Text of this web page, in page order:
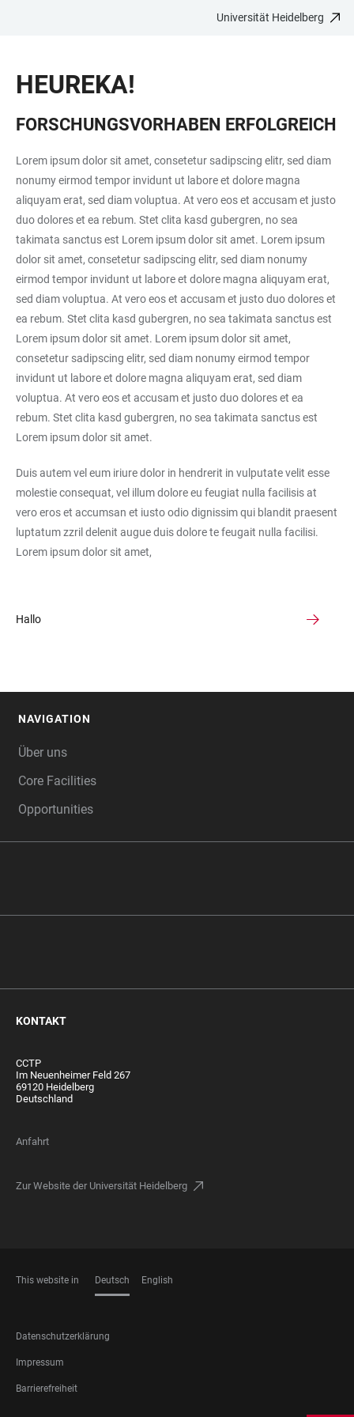
BARRIEREFREIHEIT
Universität Heidelberg
HEUREKA!
FORSCHUNGSVORHABEN ERFOLGREICH
Lorem ipsum dolor sit amet, consetetur sadipscing elitr, sed diam
nonumy eirmod tempor invidunt ut labore et dolore magna
aliquyam erat, sed diam voluptua. At vero eos et accusam et justo
duo dolores et ea rebum. Stet clita kasd gubergren, no sea
takimata sanctus est Lorem ipsum dolor sit amet. Lorem ipsum
dolor sit amet, consetetur sadipscing elitr, sed diam nonumy
eirmod tempor invidunt ut labore et dolore magna aliquyam erat,
sed diam voluptua. At vero eos et accusam et justo duo dolores et
ea rebum. Stet clita kasd gubergren, no sea takimata sanctus est
Lorem ipsum dolor sit amet. Lorem ipsum dolor sit amet,
consetetur sadipscing elitr, sed diam nonumy eirmod tempor
invidunt ut labore et dolore magna aliquyam erat, sed diam
voluptua. At vero eos et accusam et justo duo dolores et ea
rebum. Stet clita kasd gubergren, no sea takimata sanctus est
Lorem ipsum dolor sit amet.
Duis autem vel eum iriure dolor in hendrerit in vulputate velit esse
molestie consequat, vel illum dolore eu feugiat nulla facilisis at
vero eros et accumsan et iusto odio dignissim qui blandit praesent
luptatum zzril delenit augue duis dolore te feugait nulla facilisi.
Lorem ipsum dolor sit amet,
Hallo
NAVIGATION
Über uns
Core Facilities
Opportunities
KONTAKT
CCTP
Im Neuenheimer Feld 267
69120 Heidelberg
Deutschland
Anfahrt
Zur Website der Universität Heidelberg
This website in Deutsch English
FOOTER
LEGAL
Datenschutzerklärung
Impressum
Barrierefreiheit